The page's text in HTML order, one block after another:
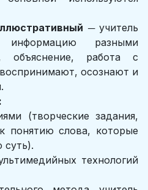
─ учитель
информацию разными
объяснение, работа с
осознают и
(творческие задания,
понятию слова, которые
суть).
технологий